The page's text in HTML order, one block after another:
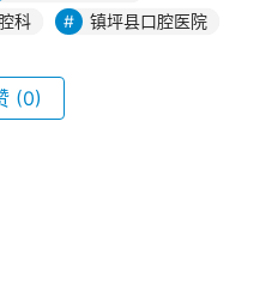
科 镇坪县口腔医院
(0)